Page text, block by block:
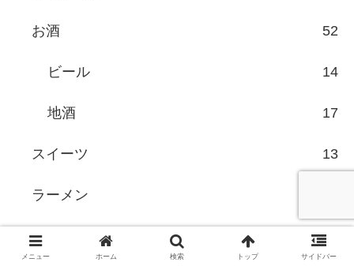
お酒 52
ビール 14
地酒 17
スイーツ 13
ラーメン
レシピ 20
メニュー ホーム 検索 トップ サイドバー